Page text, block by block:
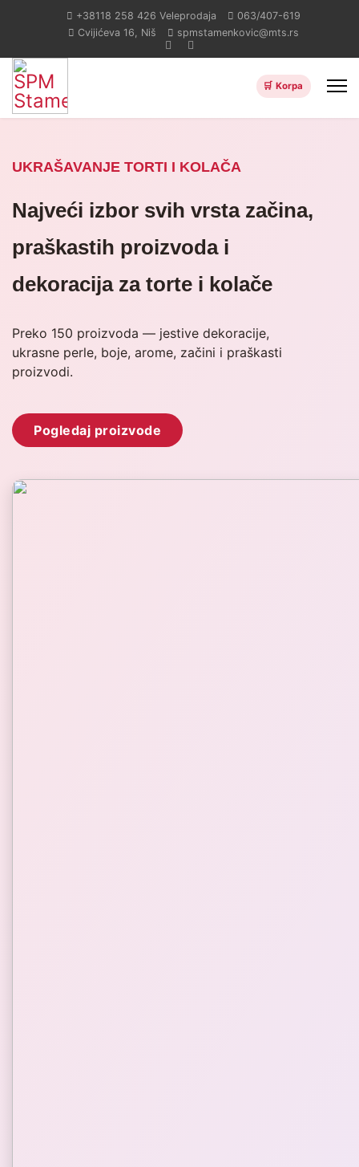
+38118 258 426 Veleprodaja
063/407-619
Cvijićeva 16, Niš
spmstamenkovic@mts.rs
UKRAŠAVANJE TORTI I KOLAČA
Najveći izbor svih vrsta začina,
praškastih proizvoda i
dekoracija za torte i kolače
Preko 150 proizvoda — jestive dekoracije,
ukrasne perle, boje, arome, začini i praškasti
proizvodi.
Pogledaj proizvode